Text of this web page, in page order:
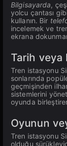
Bilgisayarda,
yolcu çantası
kullanın. Bir
incelemek ve
ekrana
Tarih veya
Tren istasyonu
sonlarında
geçmişinden
sistemlerini
oyunda
Oyunun
Tren istasyonu
olduğu